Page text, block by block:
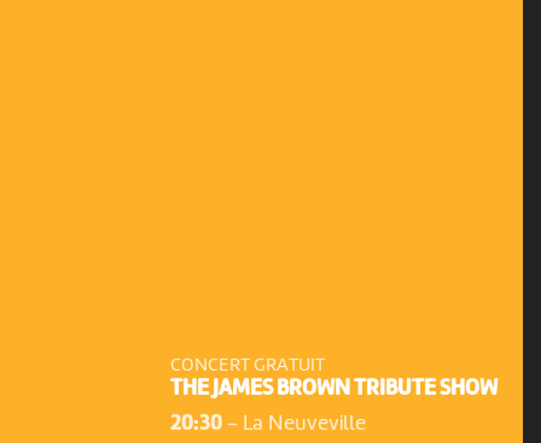
CONCERT GRATUIT
THE JAMES BROWN TRIBUTE SHOW
20:30- La Neuveville